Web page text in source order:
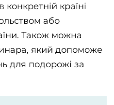
країні
або
Також можна
який допоможе
для подорожі за